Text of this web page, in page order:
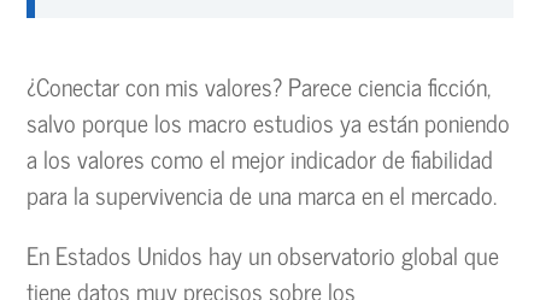
¿Conectar con mis valores? Parece ciencia ficción,
salvo porque los macro estudios ya están poniendo
a los valores como el mejor indicador de fiabilidad
para la supervivencia de una marca en el mercado.
En Estados Unidos hay un observatorio global que
tiene datos muy precisos sobre los